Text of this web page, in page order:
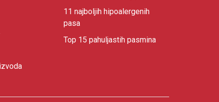
11 najboljih hipoalergenih
pasa
Top 15 pahuljastih pasmina